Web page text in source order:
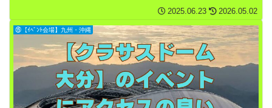
2025.06.23 2026.05.02
⑮【ｲﾍﾞﾝﾄ会場】九州・沖縄